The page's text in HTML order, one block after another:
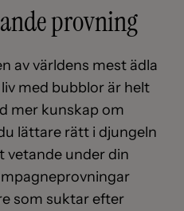
provning
av världens mest ädla
med bubblor är helt
mer kunskap om
lättare rätt i djungeln
vetande under din
som suktar efter